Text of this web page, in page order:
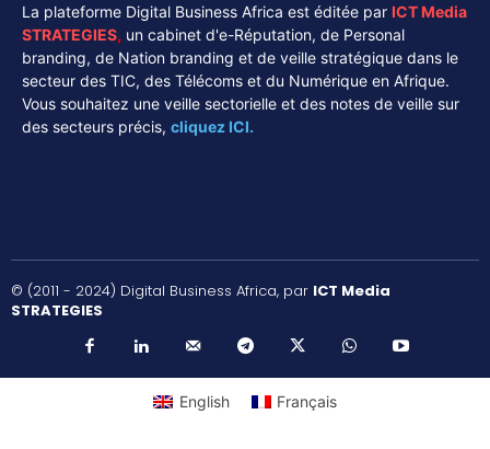
La plateforme Digital Business Africa est éditée par ICT Media
STRATEGIES, un cabinet d'e-Réputation, de Personal
branding, de Nation branding et de veille stratégique dans le
secteur des TIC, des Télécoms et du Numérique en Afrique.
Vous souhaitez une veille sectorielle et des notes de veille sur
des secteurs précis, cliquez ICI.
© (2011 - 2024) Digital Business Africa, par ICT Media
STRATEGIES
English Français